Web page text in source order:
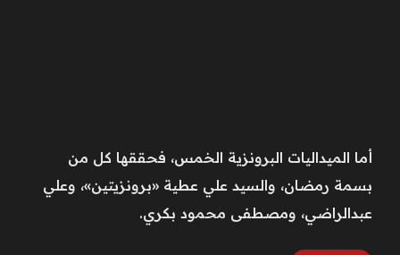
أما الميداليات البرونزية الخمس، فحققها كل من
بسمة رمضان، والسيد علي عطية «برونزيتين»، وعلي
عبدالراضي، ومصطفى محمود بكري.